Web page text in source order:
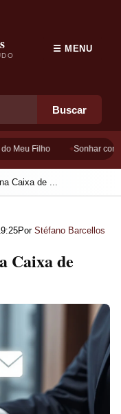
Buscar
☰ MENU
Meu Filho Sonhar com
Caixa de ...
Por Stéfano Barcellos
Caixa de